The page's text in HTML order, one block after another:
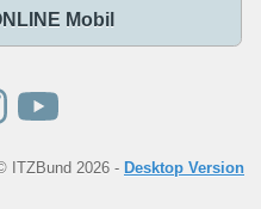
Mobil
ITZBund 2026 - Desktop Version